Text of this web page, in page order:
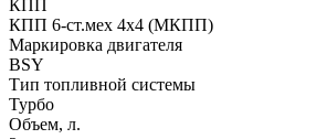
КПП
КПП 6-ст.мех 4х4 (МКПП)
Маркировка двигателя
BSY
Тип топливной системы
Турбо
Объем, л.